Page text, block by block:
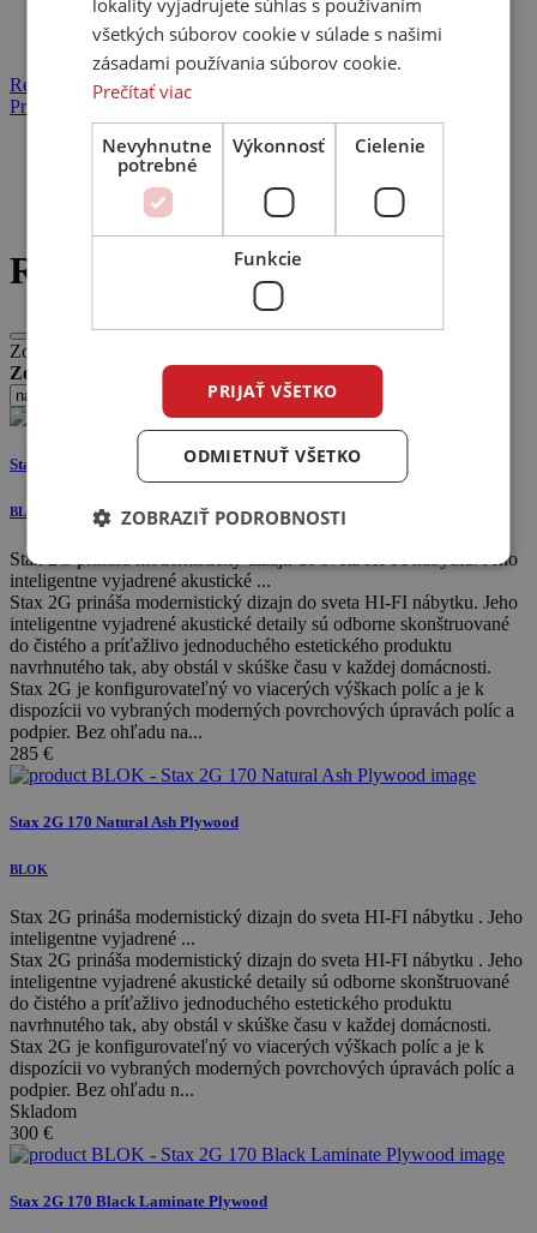
Registrácia
Prihlásenie
Domov
Produkty
Hi-Fi nábytok
Rack - Hi-Fi
Rack - Hi-Fi
Zobrazujeme 1 - 12 produktov z 19
Zoradiť:
Stax 2G 120 Black Laminate Plywood
BLOK
Stax 2G prináša modernistický dizajn do sveta HI-FI nábytku. Jeho
inteligentne vyjadrené akustické ...
Stax 2G prináša modernistický dizajn do sveta HI-FI nábytku. Jeho
inteligentne vyjadrené akustické detaily sú odborne skonštruované
do čistého a príťažlivo jednoduchého estetického produktu
navrhnutého tak, aby obstál v skúške času v každej domácnosti.
Stax 2G je konfigurovateľný vo viacerých výškach políc a je k
dispozícii vo vybraných moderných povrchových úpravách políc a
podpier. Bez ohľadu na...
285 €
Stax 2G 170 Natural Ash Plywood
BLOK
Stax 2G prináša modernistický dizajn do sveta HI-FI nábytku . Jeho
inteligentne vyjadrené ...
Stax 2G prináša modernistický dizajn do sveta HI-FI nábytku . Jeho
inteligentne vyjadrené akustické detaily sú odborne skonštruované
do čistého a príťažlivo jednoduchého estetického produktu
navrhnutého tak, aby obstál v skúške času v každej domácnosti.
Stax 2G je konfigurovateľný vo viacerých výškach políc a je k
dispozícii vo vybraných moderných povrchových úpravách políc a
podpier. Bez ohľadu n...
Skladom
300 €
Stax 2G 170 Black Laminate Plywood
lokality vyjadrujete súhlas s používaním
všetkých súborov cookie v súlade s našimi
zásadami používania súborov cookie.
Prečítať viac
Nevyhnutne
potrebné
Výkonnosť Cielenie
Funkcie
PRIJAŤ VŠETKO
ODMIETNUŤ VŠETKO
ZOBRAZIŤ PODROBNOSTI